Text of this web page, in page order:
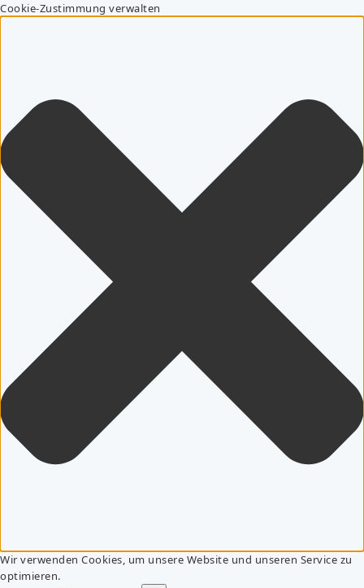
Cookie-Zustimmung verwalten
Wir verwenden Cookies, um unsere Website und unseren Service zu
optimieren.